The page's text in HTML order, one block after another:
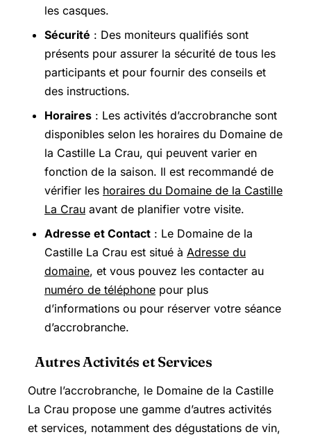
les casques.
Sécurité : Des moniteurs qualifiés sont
présents pour assurer la sécurité de tous les
participants et pour fournir des conseils et
des instructions.
Horaires : Les activités d’accrobranche sont
disponibles selon les horaires du Domaine de
la Castille La Crau, qui peuvent varier en
fonction de la saison. Il est recommandé de
vérifier les horaires du Domaine de la Castille
La Crau avant de planifier votre visite.
Adresse et Contact : Le Domaine de la
Castille La Crau est situé à Adresse du
domaine, et vous pouvez les contacter au
numéro de téléphone pour plus
d’informations ou pour réserver votre séance
d’accrobranche.
Autres Activités et Services
Outre l’accrobranche, le Domaine de la Castille
La Crau propose une gamme d’autres activités
et services, notamment des dégustations de vin,